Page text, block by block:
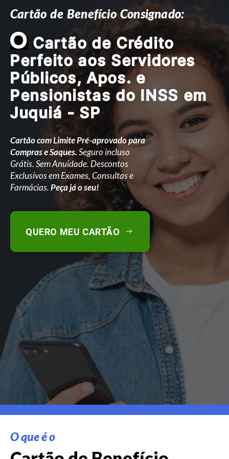
Cartão de Benefício Consignado:
O Cartão de Crédito
Perfeito aos Servidores
Públicos, Apos. e
Pensionistas do INSS em
Juquiá - SP
Cartão com Limite Pré-aprovado para
Compras e Saques.Seguro incluso
Grátis. Sem Anuidade. Descontos
Exclusivos em Exames, Consultas e
Farmácias.Peça já o seu!
QUERO MEU CARTÃO
O que é o